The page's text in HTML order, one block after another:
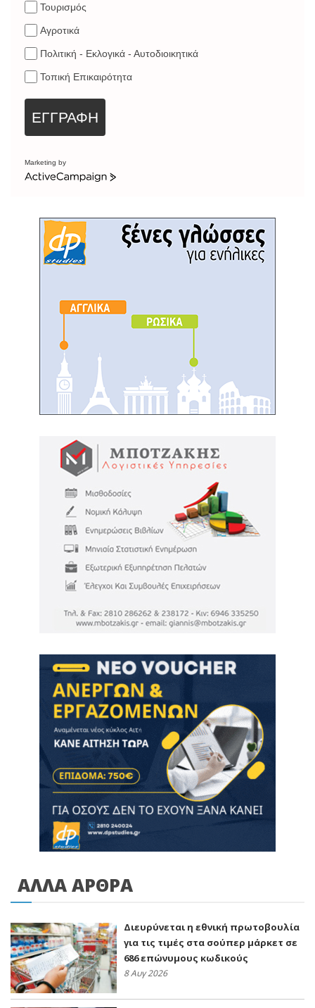
Τουρισμός
Αγροτικά
Πολιτική - Εκλογικά - Αυτοδιοικητικά
Τοπική Επικαιρότητα
ΕΓΓΡΑΦΗ
Marketing by
ΑΛΛΑ ΑΡΘΡΑ
Διευρύνεται η εθνική πρωτοβουλία
για τις τιμές στα σούπερ μάρκετ σε
686 επώνυμους κωδικούς
8 Αυγ 2026